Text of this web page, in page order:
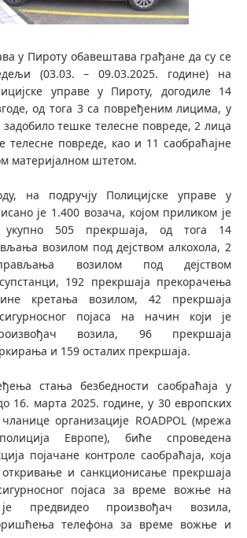
у Пироту обавештава грађане да су се
(03.03. – 09.03.2025. године) на
управе у Пироту, догодиле 14
од тога 3 са повређеним лицима, у
тешке телесне повреде, 2 лица
телесне повреде, као и 11 саобраћајне
материјалном штетом.
на подручју Полицијске управе у
је 1.400 возача, којом приликом је
укупно 505 прекршаја, oд тога 14
возилом под дејством алкохола, 2
возилом под дејством
192 прекршаја прекорачења
кретања возилом, 42 прекршаја
појаса на начин који је
возила, 96 прекршаја
и 159 осталих прекршаја.
стања безбедности саобраћаја у
16. марта 2025. године, у 30 европских
организације ROADPOL (мрежа
Европе), биће спроведена
појачане контроле саобраћаја, која
и санкционисање прекршаја
појаса за време вожње на
предвидео произвођач возила,
телефона за време вожње и